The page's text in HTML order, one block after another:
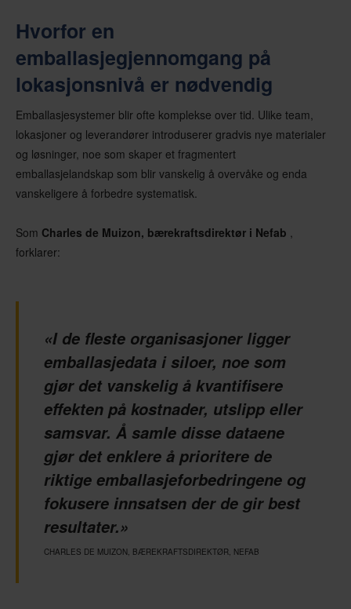
Hvorfor en
emballasjegjennomgang på
lokasjonsnivå er nødvendig
Emballasjesystemer blir ofte komplekse over tid. Ulike team,
lokasjoner og leverandører introduserer gradvis nye materialer
og løsninger, noe som skaper et fragmentert
emballasjelandskap som blir vanskelig å overvåke og enda
vanskeligere å forbedre systematisk.
Som Charles de Muizon, bærekraftsdirektør i Nefab
forklarer:
«I de fleste organisasjoner ligger
emballasjedata i siloer, noe som
gjør det vanskelig å kvantifisere
effekten på kostnader, utslipp eller
samsvar. Å samle disse dataene
gjør det enklere å prioritere de
riktige emballasjeforbedringene og
fokusere innsatsen der de gir best
resultater.»
CHARLES DE MUIZON, BÆREKRAFTSDIREKTØR, NEFAB